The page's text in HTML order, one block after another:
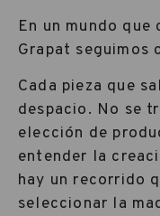
En un mundo
Grapat seguimos
Cada pieza que
despacio. No se
elección de
entender la
hay un recorrido
seleccionar la